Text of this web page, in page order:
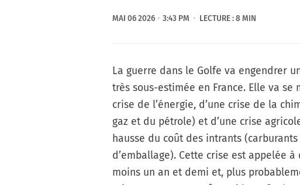
MAI 06 2026 3:43 PM LECTURE : 8 MIN
La guerre dans le Golfe va engendrer
très sous-estimée en France. Elle va
crise de l’énergie, d’une crise de la
gaz et du pétrole) et d’une crise
hausse du coût des intrants
d’emballage). Cette crise est appelée
moins un an et demi et, plus